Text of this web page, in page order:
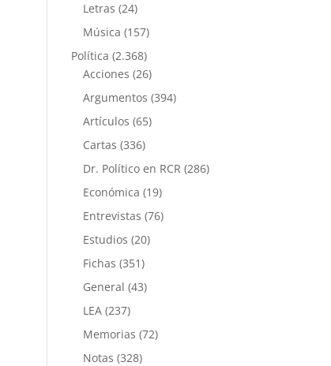
Letras (24)
Música (157)
Política (2.368)
Acciones (26)
Argumentos (394)
Artículos (65)
Cartas (336)
Dr. Político en RCR (286)
Económica (19)
Entrevistas (76)
Estudios (20)
Fichas (351)
General (43)
LEA (237)
Memorias (72)
Notas (328)